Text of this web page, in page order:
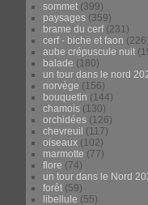
sommet (399)
paysages (359)
brame du cerf(231)
cerf - biche et faon (226)
aube crépuscule nuit
balade (180)
un tour dans le nord
norvège (156)
bouquetin (144)
chamois (130)
orchidées (126)
chevreuil (117)
oiseaux (102)
marmotte (77)
flore (74)
un tour dans le Nord
forêt (59)
libellule (55)